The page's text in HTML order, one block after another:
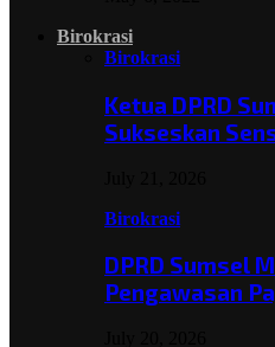
Birokrasi
Birokrasi
Ketua DPRD
Sukseskan
Birokrasi
DPRD Sumsel
Pengawasan